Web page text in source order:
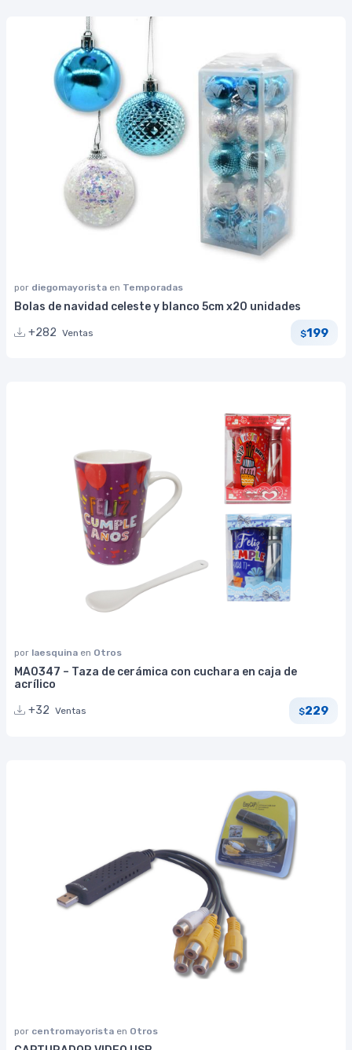
por diegomayorista en Temporadas
Bolas de navidad celeste y blanco 5cm x20 unidades
+282 Ventas $199
por laesquina en Otros
MA0347 – Taza de cerámica con cuchara en caja de
acrílico
+32 Ventas $229
por centromayorista en Otros